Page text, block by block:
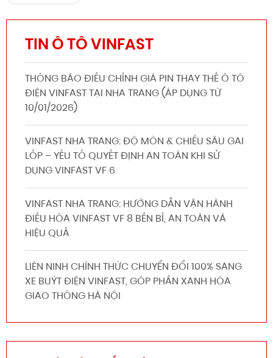
TIN Ô TÔ VINFAST
THÔNG BÁO ĐIỀU CHỈNH GIÁ PIN THAY THẾ Ô TÔ
ĐIỆN VINFAST TẠI NHA TRANG (ÁP DỤNG TỪ
10/01/2026)
VINFAST NHA TRANG: ĐỘ MÒN & CHIỀU SÂU GAI
LỐP – YẾU TỐ QUYẾT ĐỊNH AN TOÀN KHI SỬ
DỤNG VINFAST VF 6
VINFAST NHA TRANG: HƯỚNG DẪN VẬN HÀNH
ĐIỀU HÒA VINFAST VF 8 BỀN BỈ, AN TOÀN VÀ
HIỆU QUẢ
LIÊN NINH CHÍNH THỨC CHUYỂN ĐỔI 100% SANG
XE BUÝT ĐIỆN VINFAST, GÓP PHẦN XANH HÓA
GIAO THÔNG HÀ NỘI